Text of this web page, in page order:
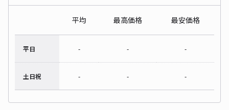
平均 最高価格 最安価格
平日 - - -
土日祝 - - -